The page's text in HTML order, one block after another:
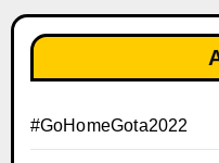
#GoHomeGota2022